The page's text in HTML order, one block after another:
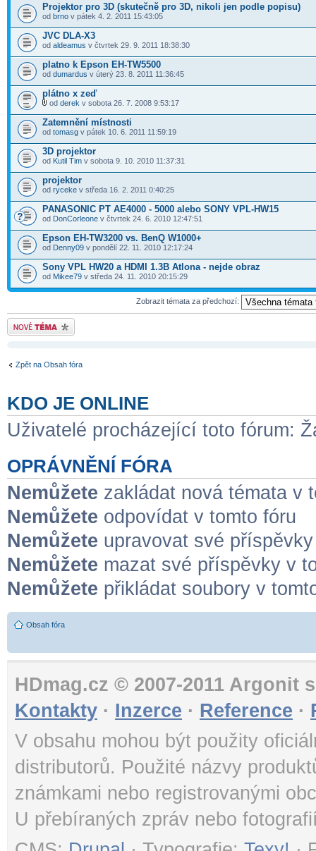
Projektor pro 3D (skutečně pro 3D, nikoli jen podle popisu)
od brno v pátek 4. 2. 2011 15:43:05
JVC DLA-X3
od aldeamus v čtvrtek 29. 9. 2011 18:38:30
platno k Epson EH-TW5500
od dumardus v úterý 23. 8. 2011 11:36:45
plátno x zeď
od derek v sobota 26. 7. 2008 9:53:17
Zatemnění místnosti
od tomasg v pátek 10. 6. 2011 11:59:19
3D projektor
od Kutil Tim v sobota 9. 10. 2010 11:37:31
projektor
od ryceke v středa 16. 2. 2011 0:40:25
PANASONIC PT AE4000 - 5000 alebo SONY VPL-HW15
od DonCorleone v čtvrtek 24. 6. 2010 12:47:51
Epson EH-TW3200 vs. BenQ W1000+
od Denny09 v pondělí 22. 11. 2010 12:17:24
Sony VPL HW20 a HDMI 1.3B Atlona - nejde obraz
od Mikee79 v středa 24. 11. 2010 20:15:29
Zobrazit témata za předchozí:
Odeslat nové téma
Zpět na Obsah fóra
KDO JE ONLINE
Uživatelé procházející toto fórum:
OPRÁVNĚNÍ FÓRA
Nemůžete zakládat nová témata v
Nemůžete odpovídat v tomto fóru
Nemůžete upravovat své
Nemůžete mazat své příspěvky v
Nemůžete přikládat soubory v
Obsah fóra
HDmag.cz © 2007-2011 Argonit
Kontakty · Inzerce · Reference ·
V obsahu mohou být použity
distributorů. Použité názvy
známkami nebo registrovanými
U přebíraných zpráv nebo